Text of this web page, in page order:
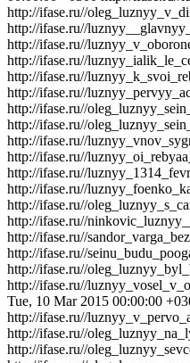
http://ifase.ru//
http://ifase.ru//
http://ifase.ru//
http://ifase.ru//
http://ifase.ru//
http://ifase.ru//
http://ifase.ru//
http://ifase.ru//
http://ifase.ru//
http://ifase.ru//
http://ifase.ru//
http://ifase.ru//
http://ifase.ru//
http://ifase.ru//
http://ifase.ru//
http://ifase.ru//
http://ifase.ru//
http://ifase.ru//
Tue, 10 Mar 2015 00:00:00
http://ifase.ru//
http://ifase.ru//
http://ifase.ru//